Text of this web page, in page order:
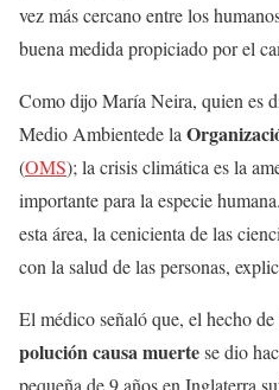
vez más cercano entre los
buena medida propiciado por el
Como dijo María Neira, quien es
Medio Ambientede la
(OMS); la crisis climática es la
importante para la especie
esta área, la cenicienta de las
con la salud de las personas,
El médico señaló que, el hecho
polución causa muertese dio
pequeña de 9 años en Inglaterra